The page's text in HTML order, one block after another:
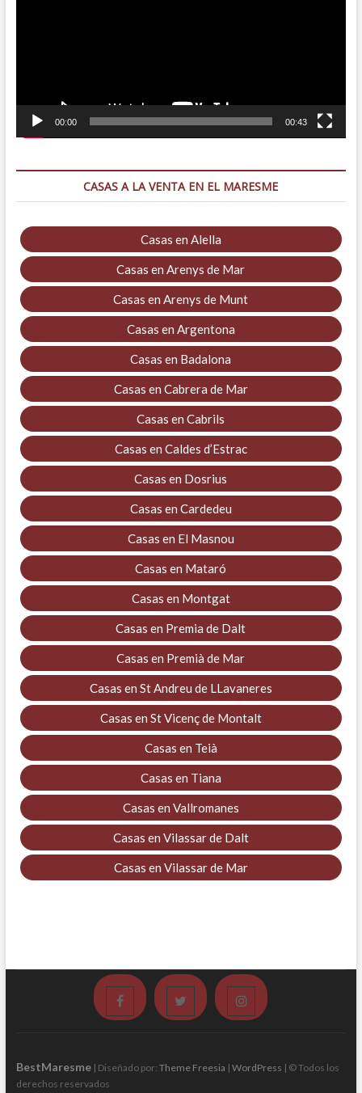
00:00 00:43
CASAS A LA VENTA EN EL MARESME
Casas en Alella
Casas en Arenys de Mar
Casas en Arenys de Munt
Casas en Argentona
Casas en Badalona
Casas en Cabrera de Mar
Casas en Cabrils
Casas en Caldes d’Estrac
Casas en Dosrius
Casas en Cardedeu
Casas en El Masnou
Casas en Mataró
Casas en Montgat
Casas en Premia de Dalt
Casas en Premià de Mar
Casas en St Andreu de LLavaneres
Casas en St Vicenç de Montalt
Casas en Teià
Casas en Tiana
Casas en Vallromanes
Casas en Vilassar de Dalt
Casas en Vilassar de Mar
Facebook Twitter Instagram
BestMaresme| Diseñado por: Theme Freesia | WordPress | © Todos los
derechos reservados